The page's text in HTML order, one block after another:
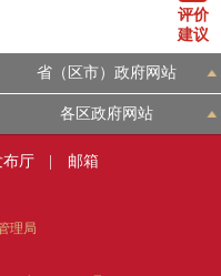
评价
建议
省（区市）政府网站
各区政府网站
布厅 邮箱
理局